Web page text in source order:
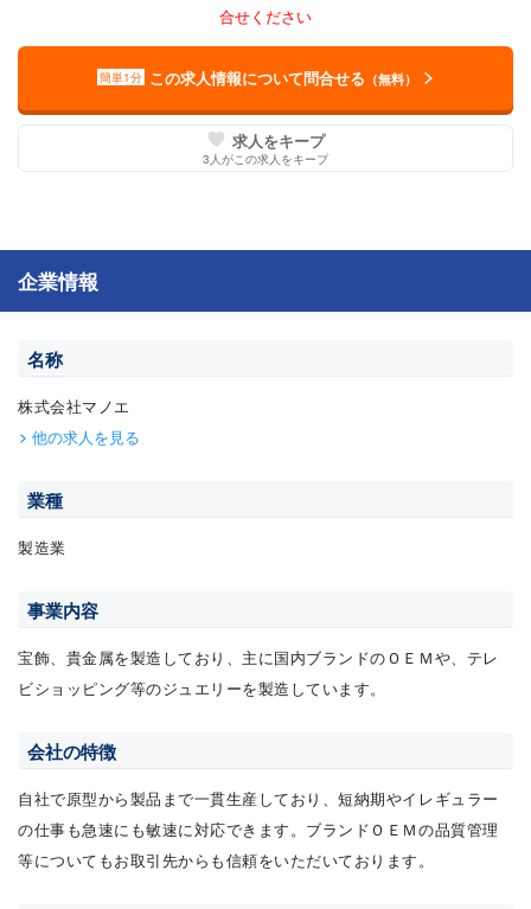
合せください
簡単1分 この求人情報について問合せる （無料）
求人をキープ
3 人がこの求人をキープ
企業情報
名称
株式会社マノエ
他の求人を見る
業種
製造業
事業内容
宝飾、貴金属を製造しており、主に国内ブランドのＯＥＭや、テレ
ビショッピング等のジュエリーを製造しています。
会社の特徴
自社で原型から製品まで一貫生産しており、短納期やイレギュラー
の仕事も急速にも敏速に対応できます。ブランドＯＥＭの品質管理
等についてもお取引先からも信頼をいただいております。